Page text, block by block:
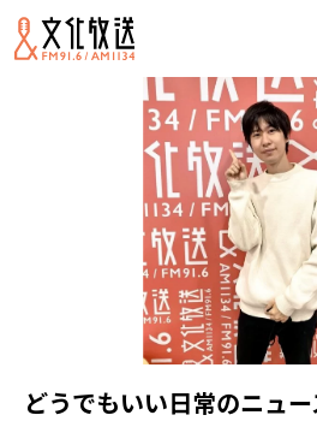
どうでもいい日常のニュ